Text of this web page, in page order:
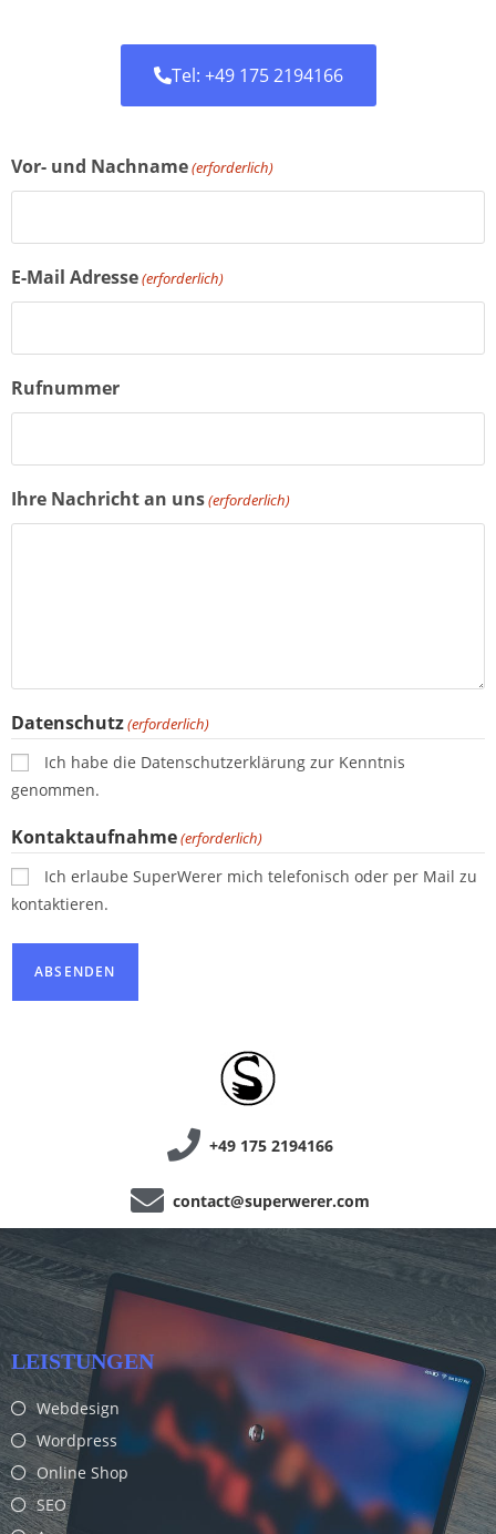
Tel: +49 175 2194166
Vor- und Nachname(erforderlich)
E-Mail Adresse(erforderlich)
Rufnummer
Ihre Nachricht an uns(erforderlich)
Datenschutz(erforderlich)
Ich habe die Datenschutzerklärung zur Kenntnis
genommen.
Kontaktaufnahme(erforderlich)
Ich erlaube SuperWerer mich telefonisch oder per Mail zu
kontaktieren.
+49 175 2194166
contact@superwerer.com
LEISTUNGEN
Webdesign
Wordpress
Online Shop
SEO